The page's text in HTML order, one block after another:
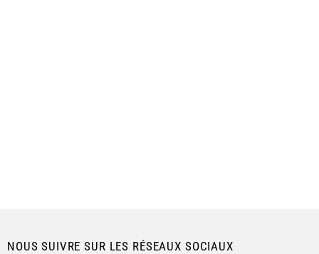
NOUS SUIVRE SUR LES RÉSEAUX SOCIAUX